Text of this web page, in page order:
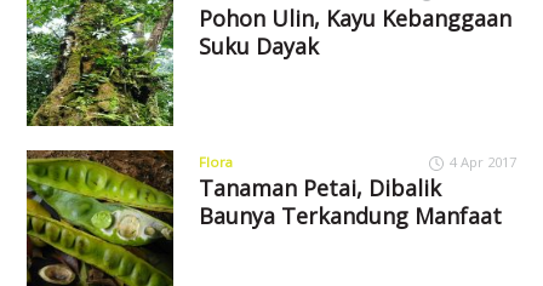
Pohon Ulin, Kayu Kebanggaan
Suku Dayak
Flora 4 Apr 2017
Tanaman Petai, Dibalik
Baunya Terkandung Manfaat